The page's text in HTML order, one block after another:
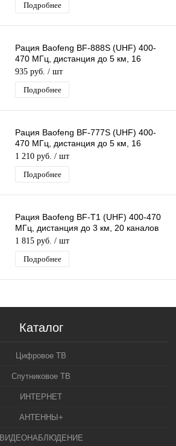
Подробнее
Рация Baofeng BF-888S (UHF) 400-
470 МГц, дистанция до 5 км, 16
каналов, таймер, фонарик
935 руб. / шт
Подробнее
Рация Baofeng BF-777S (UHF) 400-
470 МГц, дистанция до 5 км, 16
каналов, таймер, фонарик
1 210 руб. / шт
Подробнее
Рация Baofeng BF-T1 (UHF) 400-470
МГц, дистанция до 3 км, 20 каналов
Поддержка CTCSS/DCS кодов
1 815 руб. / шт
Подробнее
Каталог
Цифровое ТВ
Спутниковое ТВ
ИНТЕРНЕТ
АНТЕННЫ+
ВИДЕОНАБЛЮДЕНИЕ